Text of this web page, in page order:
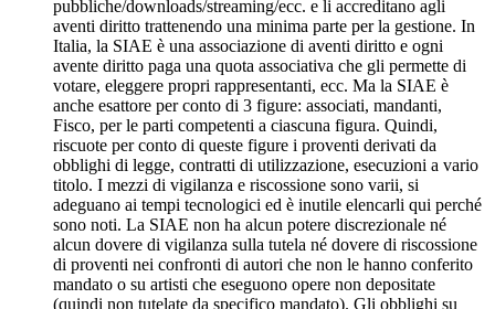
pubbliche/downloads/streaming/ecc. e li accreditano agli
aventi diritto trattenendo una minima parte per la gestione. In
Italia, la SIAE è una associazione di aventi diritto e ogni
avente diritto paga una quota associativa che gli permette di
votare, eleggere propri rappresentanti, ecc. Ma la SIAE è
anche esattore per conto di 3 figure: associati, mandanti,
Fisco, per le parti competenti a ciascuna figura. Quindi,
riscuote per conto di queste figure i proventi derivati da
obblighi di legge, contratti di utilizzazione, esecuzioni a vario
titolo. I mezzi di vigilanza e riscossione sono varii, si
adeguano ai tempi tecnologici ed è inutile elencarli qui perché
sono noti. La SIAE non ha alcun potere discrezionale né
alcun dovere di vigilanza sulla tutela né dovere di riscossione
di proventi nei confronti di autori che non le hanno conferito
mandato o su artisti che eseguono opere non depositate
(quindi non tutelate da specifico mandato). Gli obblighi su